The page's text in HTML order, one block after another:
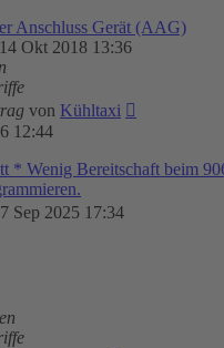
Anschluss Gerät (AAG)
14 Okt 2018 13:36
von Kühltaxi
12:44
* Wenig Bereitschaft beim
Sep 2025 17:34